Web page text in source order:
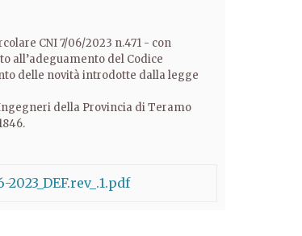
CNI 7/06/2023 n.471 - con
all’adeguamento del Codice
delle novità introdotte dalla legge
della Provincia di Teramo